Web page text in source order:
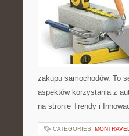
zakupu samochodów. To
aspektów korzystania z
na stronie Trendy i
CATEGORIES: